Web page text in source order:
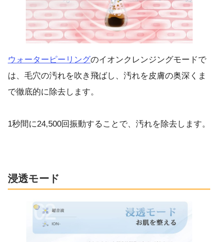
ウォーターピーリングのイオンクレンジングモードで
は、毛穴の汚れを吹き飛ばし、汚れを皮膚の奥深くま
で徹底的に除去します。
1秒間に24,500回振動することで、汚れを除去します。
浸透モード